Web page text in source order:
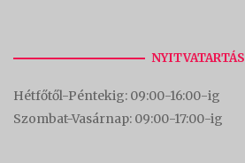
NYITVATARTÁS
Hétfőtől-Péntekig: 09:00-16:00-ig
Szombat-Vasárnap: 09:00-17:00-ig